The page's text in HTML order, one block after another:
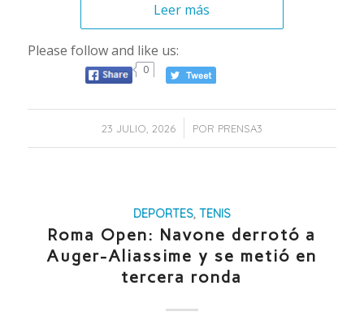
Leer más
Please follow and like us:
0
23 JULIO, 2026
/ POR PRENSA3
DEPORTES, TENIS
Roma Open: Navone derrotó a
Auger-Aliassime y se metió en
tercera ronda